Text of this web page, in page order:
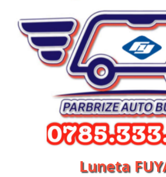
Luneta